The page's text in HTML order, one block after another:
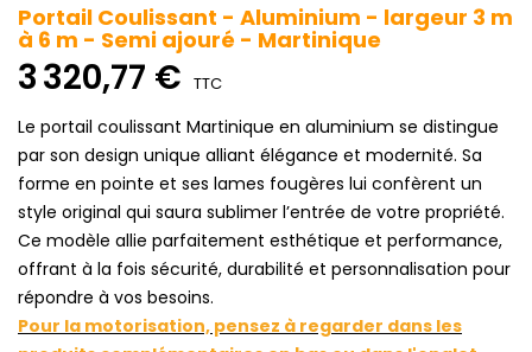
Portail Coulissant - Aluminium - largeur 3 m
à 6 m - Semi ajouré - Martinique
3 320,77 € TTC
Le portail coulissant Martinique en aluminium se distingue
par son design unique alliant élégance et modernité. Sa
forme en pointe et ses lames fougères lui confèrent un
style original qui saura sublimer l’entrée de votre propriété.
Ce modèle allie parfaitement esthétique et performance,
offrant à la fois sécurité, durabilité et personnalisation pour
répondre à vos besoins.
Pour la motorisation, pensez à regarder dans les